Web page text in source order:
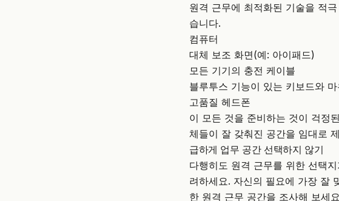
원격 근무에 최적화된 기술을 적
습니다.
컴퓨터
대체 보조 화면(예: 아이패드)
모든 기기의 충전 케이블
블루투스 기능이 있는 키보드와 마
고품질 헤드폰
이 모든 것을 준비하는 것이 걱정
체들이 잘 갖춰진 공간을 임대로
급하게 업무 공간 선택하지 않기
다행히도 원격 근무를 위한 선택
려하세요. 자신의 필요에 가장 잘
한 원격 근무 공간을 조사해 보세